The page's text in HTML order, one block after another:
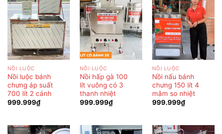
NỒI LUỘC
Nồi luộc bánh
chưng áp suất
700 lít 2 cánh
999.999₫
NỒI LUỘC
Nồi hấp gà 100
lít vuông có 3
thanh nhiệt
999.999₫
NỒI LUỘC
Nồi nấu bánh
chưng 150 lít 4
mâm so nhiệt
999.999₫